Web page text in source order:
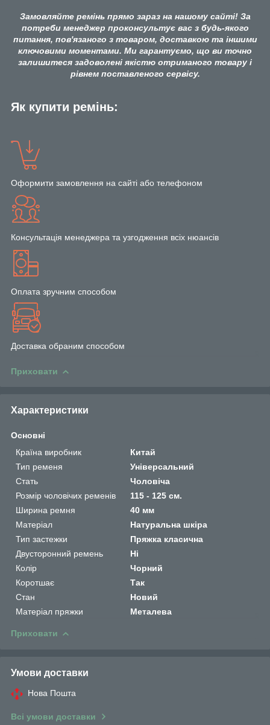
Замовляйте ремінь прямо зараз на нашому сайті! За
потреби менеджер проконсультує вас з будь-якого
питання, пов'язаного з товаром, доставкою та іншими
ключовими моментами. Ми гарантуємо, що ви точно
залишитеся задоволені якістю отриманого товару і
рівнем поставленого сервісу.
Як купити ремінь:
Оформити замовлення на сайті або телефоном
Консультація менеджера та узгодження всіх нюансів
Оплата зручним способом
Доставка обраним способом
Приховати
Характеристики
Основні
Країна виробник
Китай
Тип ременя
Універсальний
Стать
Чоловіча
Розмір чоловічих ременів
115 - 125 см.
Ширина ремня
40 мм
Матеріал
Натуральна шкіра
Тип застежки
Пряжка класична
Двусторонний ремень
Ні
Колір
Чорний
Коротшає
Так
Стан
Новий
Матеріал пряжки
Металева
Приховати
Умови доставки
Нова Пошта
Всі умови доставки